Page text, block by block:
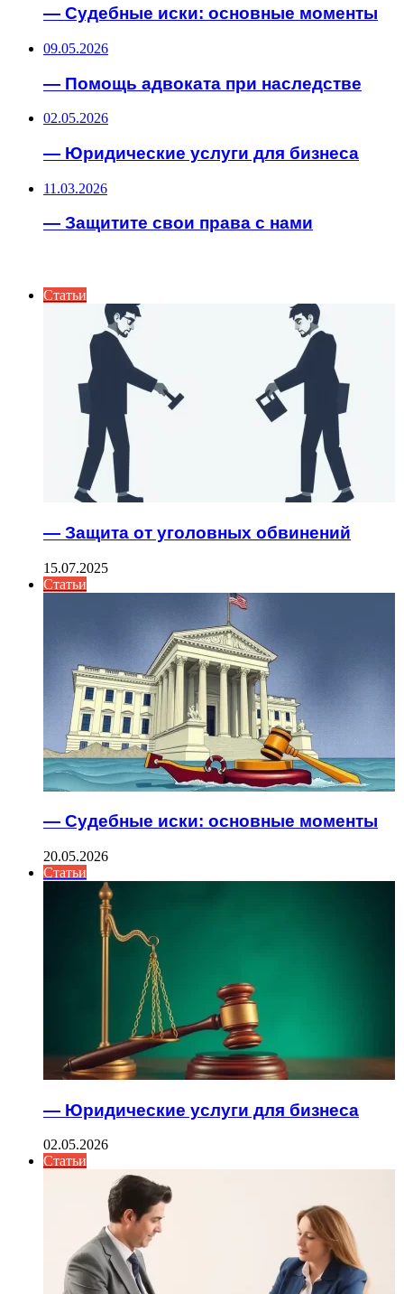
— Судебные иски: основные моменты
09.05.2026
— Помощь адвоката при наследстве
02.05.2026
— Юридические услуги для бизнеса
11.03.2026
— Защитите свои права с нами
Статьи
— Защита от уголовных обвинений
15.07.2025
Статьи
— Судебные иски: основные моменты
20.05.2026
Статьи
— Юридические услуги для бизнеса
02.05.2026
Статьи